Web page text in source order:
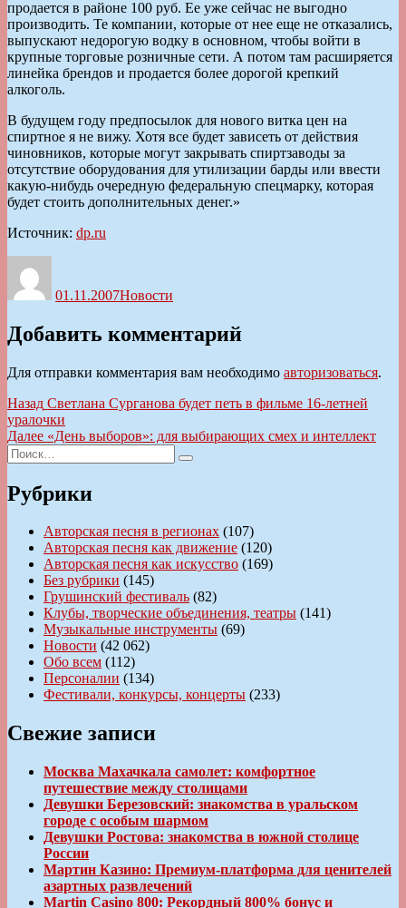
продается в районе 100 руб. Ее уже сейчас не выгодно
производить. Те компании, которые от нее еще не отказались,
выпускают недорогую водку в основном, чтобы войти в
крупные торговые розничные сети. А потом там расширяется
линейка брендов и продается более дорогой крепкий
алкоголь.
В будущем году предпосылок для нового витка цен на
спиртное я не вижу. Хотя все будет зависеть от действия
чиновников, которые могут закрывать спиртзаводы за
отсутствие оборудования для утилизации барды или ввести
какую-нибудь очередную федеральную спецмарку, которая
будет стоить дополнительных денег.»
Источник: dp.ru
01.11.2007Новости
Добавить комментарий
Для отправки комментария вам необходимо авторизоваться.
Навигация
по
записям
Назад Предыдущая
запись:
Светлана Сурганова будет петь в фильме 16-летней
уралочки
Далее Следующая
«День выборов»: для выбирающих смех и интеллект
Искать:
Поиск
Рубрики
Авторская песня в регионах (107)
Авторская песня как движение (120)
Авторская песня как искусство (169)
Без рубрики (145)
Грушинский фестиваль (82)
Клубы, творческие объединения, театры (141)
Музыкальные инструменты (69)
Новости (42 062)
Обо всем (112)
Персоналии (134)
Фестивали, конкурсы, концерты (233)
Свежие записи
Москва Махачкала самолет: комфортное
путешествие между столицами
Девушки Березовский: знакомства в уральском
городе с особым шармом
Девушки Ростова: знакомства в южной столице
России
Мартин Казино: Премиум-платформа для ценителей
азартных развлечений
Martin Casino 800: Рекордный 800% бонус и